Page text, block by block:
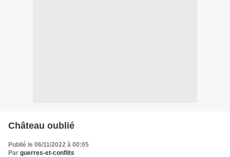
Château oublié
Publié le 06/11/2022 à 00:05
Par guerres-et-conflits